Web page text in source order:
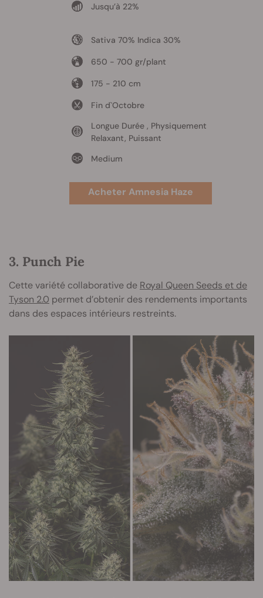
Jusqu’à 22%
Sativa 70% Indica 30%
650 - 700 gr/plant
175 - 210 cm
Fin d`Octobre
Longue Durée , Physiquement
Relaxant, Puissant
Medium
Acheter Amnesia Haze
3. Punch Pie
Cette variété collaborative de Royal Queen Seeds et de
Tyson 2.0 permet d’obtenir des rendements importants
dans des espaces intérieurs restreints.